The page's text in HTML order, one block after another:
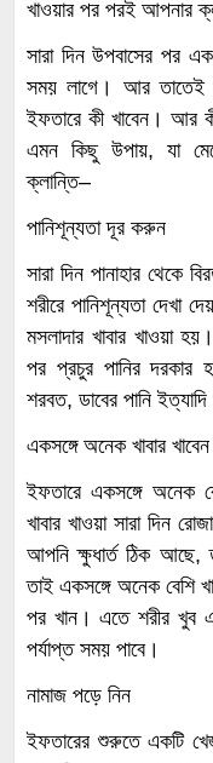
খাওয়ার পর পরই আপনার
সারা দিন উপবাসের পর
সময় লাগে। আর তাতেই
ইফতারে কী খাবেন। আর
এমন কিছু উপায়, যা
ক্লান্তি–
পানিশূন্যতা দূর করুন
সারা দিন পানাহার থেকে
শরীরে পানিশূন্যতা দেখা
মসলাদার খাবার খাওয়া
পর প্রচুর পানির দরকার
শরবত, ডাবের পানি
একসঙ্গে অনেক খাবার খাবেন
ইফতারে একসঙ্গে অনেক
খাবার খাওয়া সারা দিন
আপনি ক্ষুধার্ত ঠিক
তাই একসঙ্গে অনেক বেশি
পর খান। এতে শরীর খুব
পর্যাপ্ত সময় পাবে।
নামাজ পড়ে নিন
ইফতারের শুরুতে একটি